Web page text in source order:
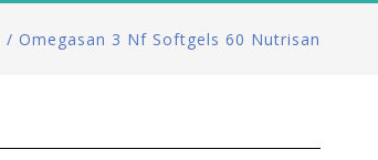
/ Omegasan 3 Nf Softgels 60 Nutrisan